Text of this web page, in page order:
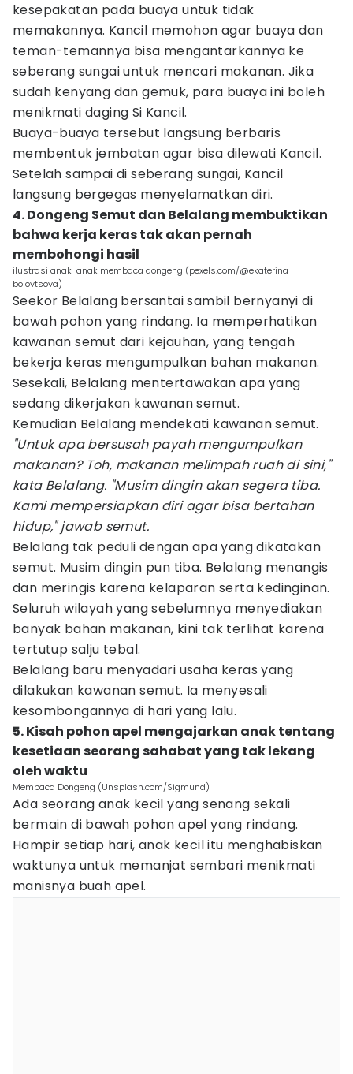
kesepakatan pada buaya untuk tidak
memakannya. Kancil memohon agar buaya dan
teman-temannya bisa mengantarkannya ke
seberang sungai untuk mencari makanan. Jika
sudah kenyang dan gemuk, para buaya ini boleh
menikmati daging Si Kancil.
Buaya-buaya tersebut langsung berbaris
membentuk jembatan agar bisa dilewati Kancil.
Setelah sampai di seberang sungai, Kancil
langsung bergegas menyelamatkan diri.
4. Dongeng Semut dan Belalang membuktikan
bahwa kerja keras tak akan pernah
membohongi hasil
ilustrasi anak-anak membaca dongeng (pexels.com/@ekaterina-
bolovtsova)
Seekor Belalang bersantai sambil bernyanyi di
bawah pohon yang rindang. Ia memperhatikan
kawanan semut dari kejauhan, yang tengah
bekerja keras mengumpulkan bahan makanan.
Sesekali, Belalang mentertawakan apa yang
sedang dikerjakan kawanan semut.
Kemudian Belalang mendekati kawanan semut.
"Untuk apa bersusah payah mengumpulkan
makanan? Toh, makanan melimpah ruah di sini,"
kata Belalang. "Musim dingin akan segera tiba.
Kami mempersiapkan diri agar bisa bertahan
hidup," jawab semut.
Belalang tak peduli dengan apa yang dikatakan
semut. Musim dingin pun tiba. Belalang menangis
dan meringis karena kelaparan serta kedinginan.
Seluruh wilayah yang sebelumnya menyediakan
banyak bahan makanan, kini tak terlihat karena
tertutup salju tebal.
Belalang baru menyadari usaha keras yang
dilakukan kawanan semut. Ia menyesali
kesombongannya di hari yang lalu.
5. Kisah pohon apel mengajarkan anak tentang
kesetiaan seorang sahabat yang tak lekang
oleh waktu
Membaca Dongeng (Unsplash.com/Sigmund)
Ada seorang anak kecil yang senang sekali
bermain di bawah pohon apel yang rindang.
Hampir setiap hari, anak kecil itu menghabiskan
waktunya untuk memanjat sembari menikmati
manisnya buah apel.